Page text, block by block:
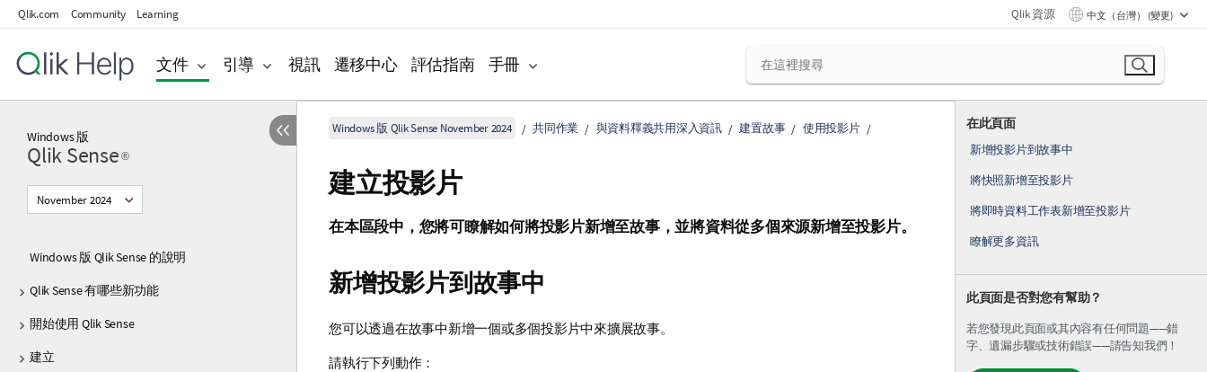
Qlik.com Community Learning Qlik 資源 中文（台灣） (變更)
文件 引導 視訊 遷移中心 評估指南 手冊
Windows版
Qlik Sense ®
November 2024
Windows 版 Qlik Sense 的說明
Qlik Sense 有哪些新功能
開始使用 Qlik Sense
建立
在此頁面
新增投影片到故事中
將快照新增至投影片
將即時資料工作表新增至投影片
瞭解更多資訊
此頁面是否對您有幫助？
若您發現此頁面或其內容有任何問題——錯
字、遺漏步驟或技術錯誤——請告知我們！
Windows 版 Qlik Sense November 2024 共同作業 與資料釋義共用深入資訊 建置故事 使用投影片
建立投影片
在本區段中，您將可瞭解如何將投影片新增至故事，並將資料從多個來源新增至投影片。
新增投影片到故事中
您可以透過在故事中新增一個或多個投影片中來擴展故事。
請執行下列動作：